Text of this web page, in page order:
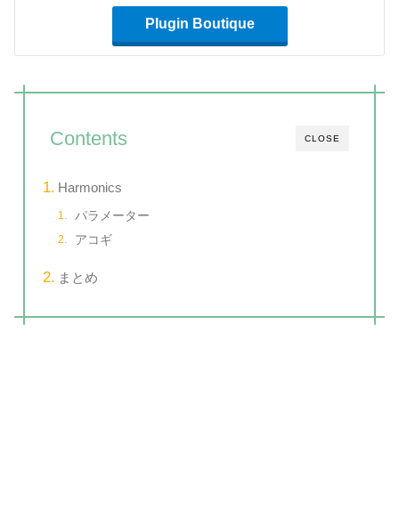
Plugin Boutique
CLOSE
Contents
Harmonics
パラメーター
アコギ
まとめ